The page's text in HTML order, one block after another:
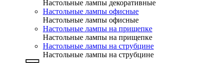
Настольные лампы декоративные
Настольные лампы офисные
Настольные лампы офисные
Настольные лампы на прищепке
Настольные лампы на прищепке
Настольные лампы на струбцине
Настольные лампы на струбцине